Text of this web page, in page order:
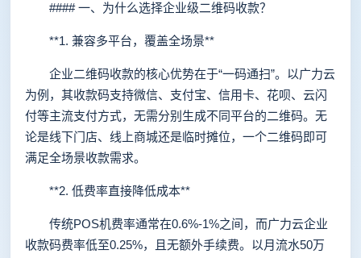
#### 一、为什么选择企业级二维码收款？
**1. 兼容多平台，覆盖全场景**
企业二维码收款的核心优势在于“一码通扫”。以广力云
为例，其收款码支持微信、支付宝、信用卡、花呗、云闪
付等主流支付方式，无需分别生成不同平台的二维码。无
论是线下门店、线上商城还是临时摊位，一个二维码即可
满足全场景收款需求。
**2. 低费率直接降低成本**
传统POS机费率通常在0.6%-1%之间，而广力云企业
收款码费率低至0.25%，且无额外手续费。以月流水50万